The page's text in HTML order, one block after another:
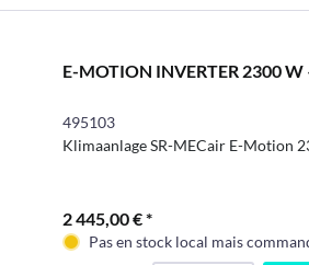
E-MOTION INVERTER 2300 W
495103
Klimaanlage SR-MECair E-Motion
2 445,00 € *
Pas en stock local mais